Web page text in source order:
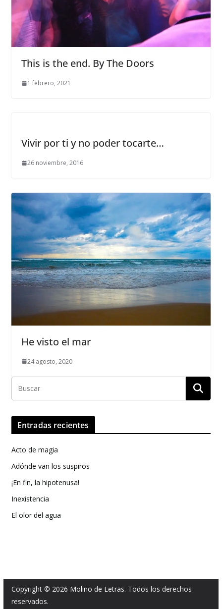
This is the end. By The Doors
1 febrero, 2021
Vivir por ti y no poder tocarte…
26 noviembre, 2016
He visto el mar
24 agosto, 2020
Entradas recientes
Acto de magia
Adónde van los suspiros
¡En fin, la hipotenusa!
Inexistencia
El olor del agua
Copyright © 2026 Molino de Letras. Todos los derechos
reservados.